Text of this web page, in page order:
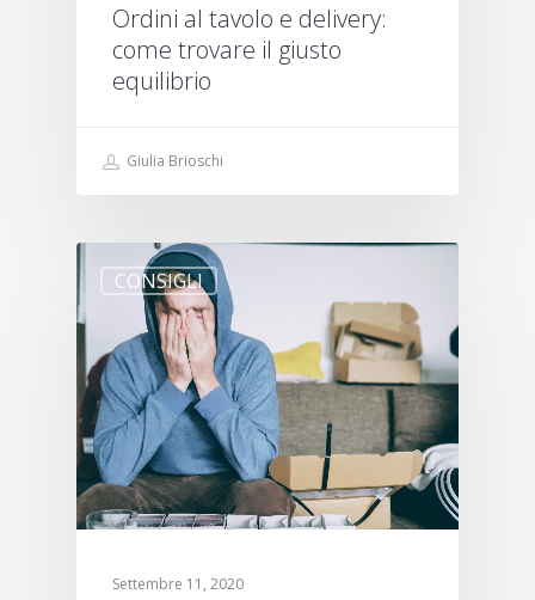
Ordini al tavolo e delivery:
come trovare il giusto
equilibrio
Giulia Brioschi
CONSIGLI
Settembre 11, 2020